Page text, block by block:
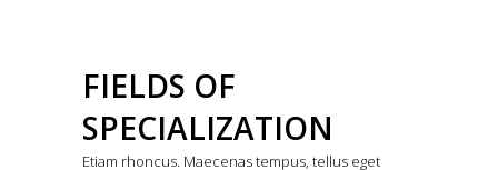
FIELDS OF
SPECIALIZATION
Etiam rhoncus. Maecenas tempus, tellus eget